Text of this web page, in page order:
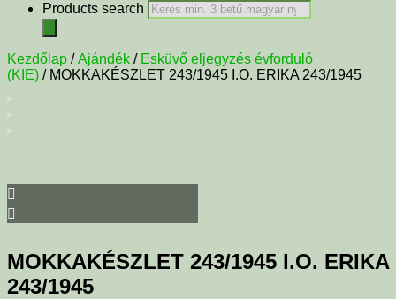
Products search
Kezdőlap /Ajándék / Esküvő eljegyzés évforduló
(KIE) / MOKKAKÉSZLET 243/1945 I.O. ERIKA 243/1945
MOKKAKÉSZLET 243/1945 I.O. ERIKA
243/1945